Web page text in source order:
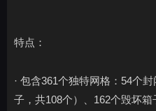
特点：
· 包含361个独特网格：54个
子，共108个）、162个毁坏